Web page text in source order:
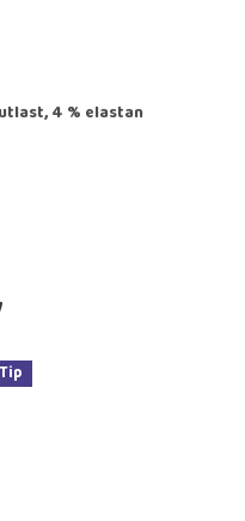
Tip
4 % elastan